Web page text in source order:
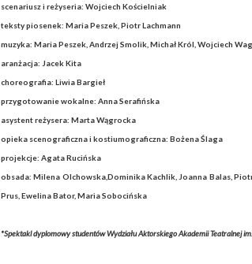
scenariusz i reżyseria: Wojciech Kościelniak
teksty piosenek: Maria Peszek, Piotr Lachmann
muzyka: Maria Peszek, Andrzej Smolik, Michał Król, Wojciech
aranżacja: Jacek Kita
choreografia: Liwia Bargieł
przygotowanie wokalne: Anna Serafińska
asystent reżysera: Marta Wągrocka
opieka scenograficzna i kostiumograficzna: Bożena Ślaga
projekcje: Agata Rucińska
obsada: Milena Olchowska,Dominika Kachlik, Joanna Balas,
Prus, Ewelina Bator, Maria Sobocińska
*Spektakl dyplomowy studentów Wydziału Aktorskiego Akademii Teatralnej